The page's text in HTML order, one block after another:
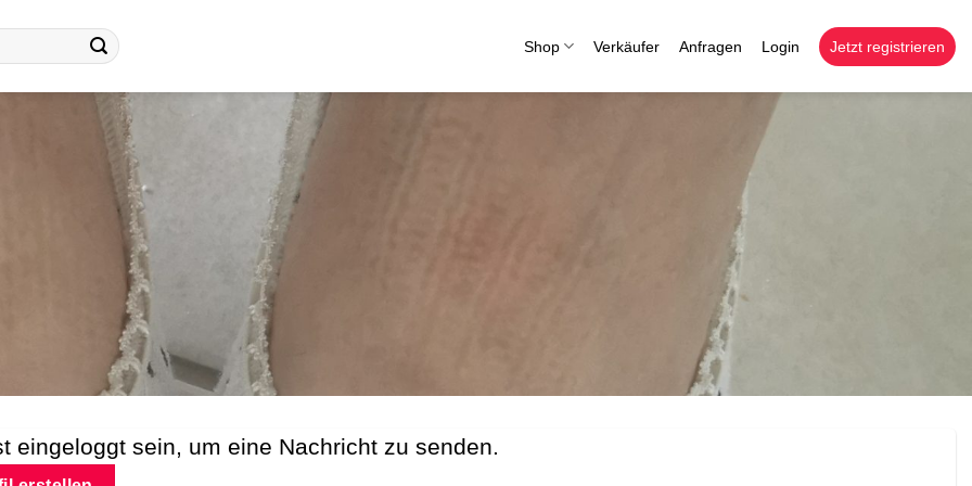
Shop Verkäufer Anfragen Login Jetzt registrieren
eingeloggt sein, um eine Nachricht zu senden.